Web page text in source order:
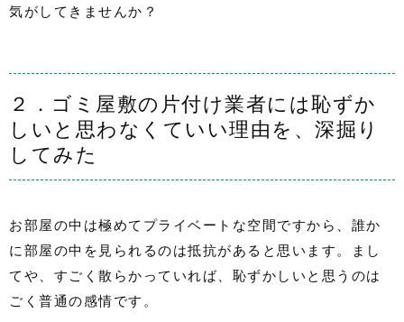
気がしてきませんか？
２．ゴミ屋敷の片付け業者には恥ずか
しいと思わなくていい理由を、深掘り
してみた
お部屋の中は極めてプライベートな空間ですから、誰か
に部屋の中を見られるのは抵抗があると思います。まし
てや、すごく散らかっていれば、恥ずかしいと思うのは
ごく普通の感情です。